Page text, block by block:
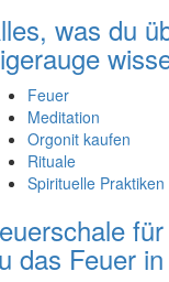
was du
Feuer
Meditation
Orgonit kaufen
Rituale
Spirituelle Praktiken
das Feuer